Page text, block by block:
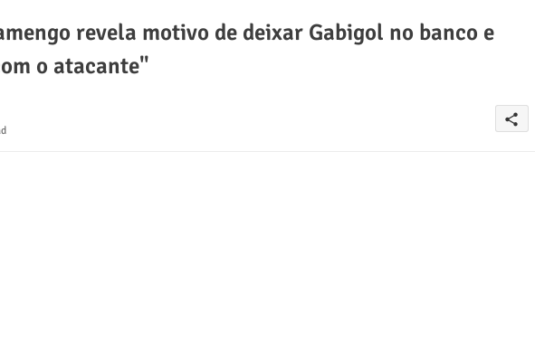
revela motivo de deixar Gabigol no banco e
o atacante"
share